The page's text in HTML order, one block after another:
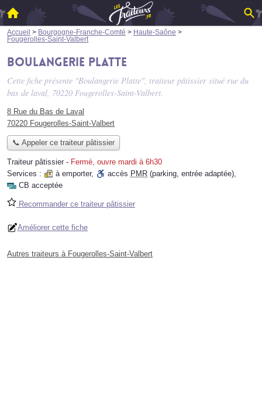
Accueil > Bourgogne-Franche-Comté > Haute-Saône >
Fougerolles-Saint-Valbert
Boulangerie Platte
Cette fiche présente "Boulangerie Platte", traiteur pâtissier situé rue du
bas de laval, 70220 Fougerolles-Saint-Valbert.
8 Rue du Bas de Laval
70220 Fougerolles-Saint-Valbert
📞 Appeler ce traiteur pâtissier
Traiteur pâtissier - Fermé, ouvre mardi à 6h30
Services :
à emporter, accès PMR (parking, entrée adaptée),
CB acceptée
Recommander ce traiteur pâtissier
Améliorer cette fiche
Autres traiteurs à Fougerolles-Saint-Valbert